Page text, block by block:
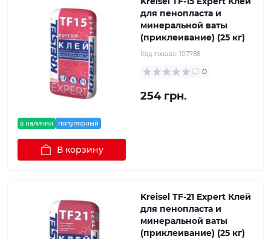
в наличии популярный
для пенопласта и
минеральной ваты
(приклеивание) (25 кг)
Код товара: 107788
0
254 грн.
В корзину
Kreisel TF-21 Expert Клей
для пенопласта и
минеральной ваты
(приклеивание) (25 кг)